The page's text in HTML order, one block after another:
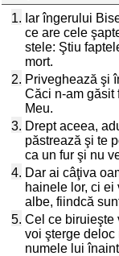
1. Iar îngerului
ce are cele
stele: Ştiu
mort.
2. Priveghează şi
Căci n-am găsit
Meu.
3. Drept aceea,
păstrează şi te
ca un fur şi nu
4. Dar ai câţiva
hainele lor, ci
albe, fiindcă
5. Cel ce biruieşte
voi şterge deloc
numele lui